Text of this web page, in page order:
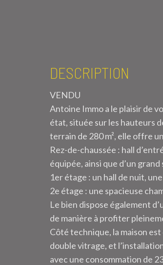
DESCRIPTION
VENDU
Antoine Immo a le plaisir de
état, située sur les hauteurs
terrain de 280 m², elle offre
Rez-de-chaussée : hall
équipée, ainsi que d’un
1er étage : un hall de nuit,
2e étage : une spacieuse
Le bien dispose également
de manière à profiter
Côté technique, la maison
double vitrage, et
avec une consommation de